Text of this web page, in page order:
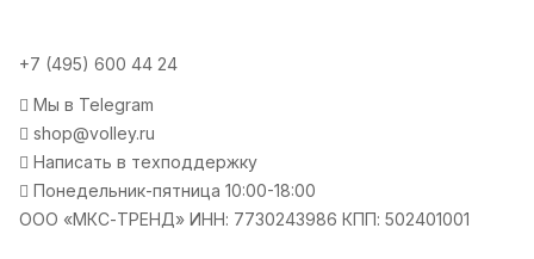
+7 (495) 600 44 24
Мы в Telegram
shop@volley.ru
Написать в техподдержку
Понедельник-пятница 10:00-18:00
ООО «МКС-ТРЕНД» ИНН: 7730243986 КПП: 502401001